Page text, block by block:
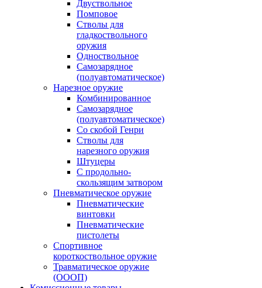
Двуствольное
Помповое
Стволы для
гладкоствольного
оружия
Одноствольное
Самозарядное
(полуавтоматическое)
Нарезное оружие
Комбинированное
Самозарядное
(полуавтоматическое)
Со скобой Генри
Стволы для
нарезного оружия
Штуцеры
С продольно-
скользящим затвором
Пневматическое оружие
Пневматические
винтовки
Пневматические
пистолеты
Спортивное
короткоствольное оружие
Травматическое оружие
(ОООП)